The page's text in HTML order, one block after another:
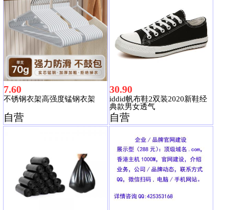
7.60
不锈钢衣架高强度锰钢衣架
自营
30.90
iddid帆布鞋2双装2020新鞋经
典款男女透气
自营